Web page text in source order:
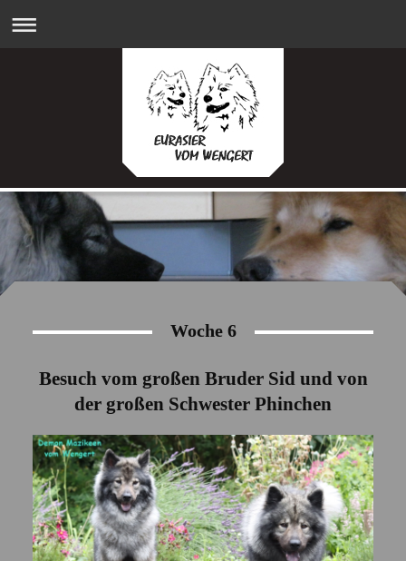
Woche 6
Besuch vom großen Bruder Sid und von
der großen Schwester Phinchen